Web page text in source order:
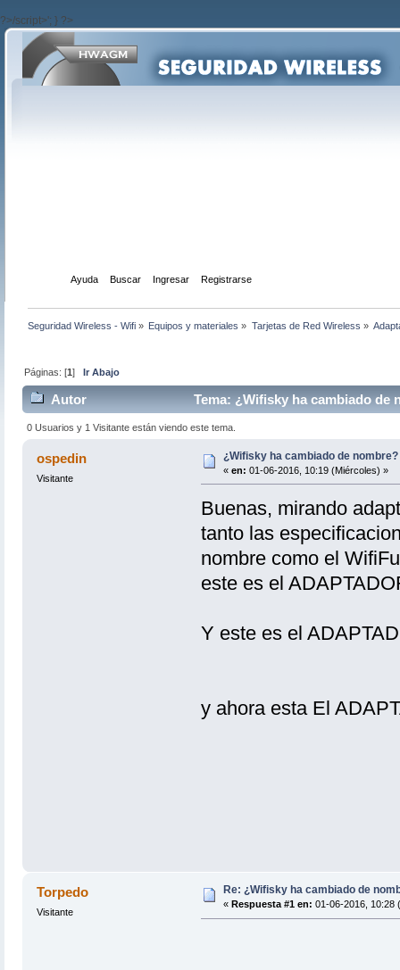
?>/script>'; } ?>
Ayuda Buscar Ingresar Registrarse
Seguridad Wireless - Wifi » Equipos y materiales » Tarjetas de Red Wireless »
Páginas: [1]Ir Abajo
Autor Tema: ¿Wifisky ha cambiado de
0 Usuarios y 1 Visitante están viendo este tema.
ospedin
Visitante
¿Wifisky ha cambiado de nombre?
« en: 01-06-2016, 10:19 (Miércoles) »
Buenas, mirando
tanto las
nombre como el
este es el
Y este es el
y ahora esta El
Torpedo
Visitante
Re: ¿Wifisky ha cambiado de
« Respuesta #1 en: 01-06-2016, 10:28